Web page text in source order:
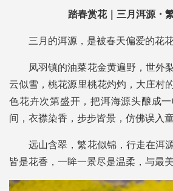
踏春赏花｜三月洱源・
三月的洱源，是被春天偏爱的花花
凤羽镇的油菜花金黄遍野，世外
云似雪，桃花源里桃花灼灼，大庄村
色花卉次第盛开，把洱海源头酿成
间，衣襟染香，步步皆景，仿佛误入童
远山含翠，繁花似锦，行走在洱
皆是花香，一眸一景尽是温柔，与最